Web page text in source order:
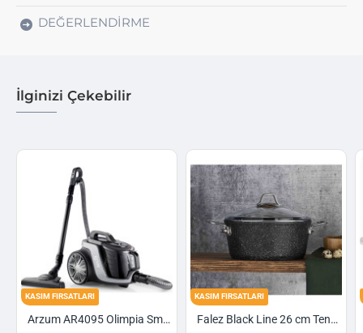
DEĞERLENDIRME
İlginizi Çekebilir
FIRSATLARI
Arzum AR4095 Olimpia Smart Cyclone Filtreli Süpürge - Füme
KASIM FIRSATLARI
Falez Black Line 26 cm Tencere
KASIM